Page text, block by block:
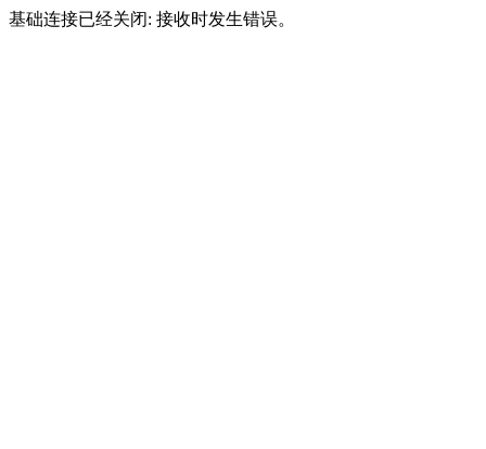
基础连接已经关闭: 接收时发生错误。